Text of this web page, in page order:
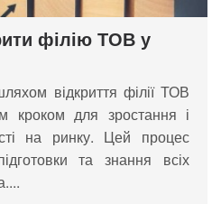
філію ТОВ у
відкриття філії ТОВ
кроком для зростання і
на ринку. Цей процес
та знання всіх